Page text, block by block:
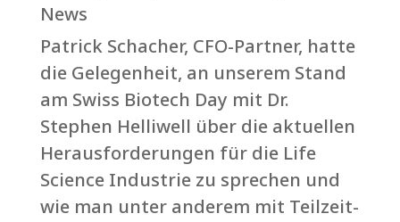
News
Patrick Schacher, CFO-Partner, hatte
die Gelegenheit, an unserem Stand
am Swiss Biotech Day mit Dr.
Stephen Helliwell über die aktuellen
Herausforderungen für die Life
Science Industrie zu sprechen und
wie man unter anderem mit Teilzeit-